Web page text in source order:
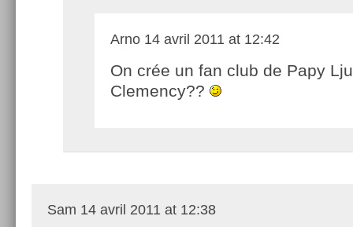
Arno 14 avril 2011 at 12:42
On crée un fan club de Papy
Clemency??
Sam 14 avril 2011 at 12:38